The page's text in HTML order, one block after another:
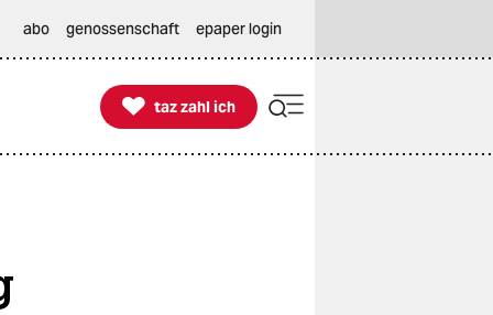
abo genossenschaft epaper login

taz zahl ich
taz zahl ich